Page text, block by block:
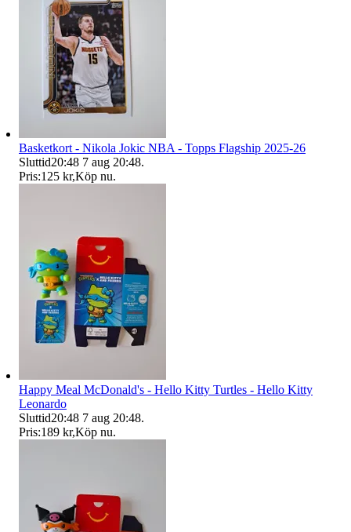
Basketkort - Nikola Jokic NBA - Topps Flagship 2025-26
Sluttid20:48 7 aug 20:48.
Pris:125 kr,Köp nu.
Happy Meal McDonald's - Hello Kitty Turtles - Hello Kitty
Leonardo
Sluttid20:48 7 aug 20:48.
Pris:189 kr,Köp nu.